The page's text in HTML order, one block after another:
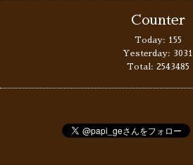
Counter
Today: 155
Yesterday: 3031
Total: 2543485